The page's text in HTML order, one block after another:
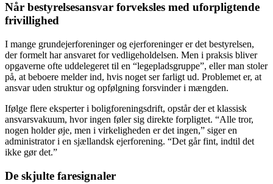
Når bestyrelsesansvar forveksles med uforpligtende
frivillighed
I mange grundejerforeninger og ejerforeninger er det bestyrelsen,
der formelt har ansvaret for vedligeholdelsen. Men i praksis bliver
opgaverne ofte uddelegeret til en “legepladsgruppe”, eller man stoler
på, at beboere melder ind, hvis noget ser farligt ud. Problemet er, at
ansvar uden struktur og opfølgning forsvinder i mængden.
Ifølge flere eksperter i boligforeningsdrift, opstår der et klassisk
ansvarsvakuum, hvor ingen føler sig direkte forpligtet. “Alle tror,
nogen holder øje, men i virkeligheden er det ingen,” siger en
administrator i en sjællandsk ejerforening. “Det går fint, indtil det
ikke gør det.”
De skjulte faresignaler